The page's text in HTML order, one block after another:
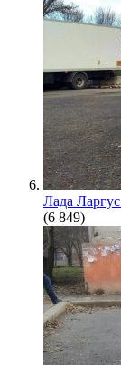
Лада
(6 849)